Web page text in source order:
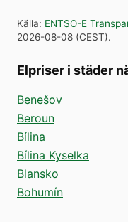
Källa: ENTSO-E
2026-08-08 (CEST).
Elpriser i städer
Benešov
Beroun
Bílina
Bílina Kyselka
Blansko
Bohumín